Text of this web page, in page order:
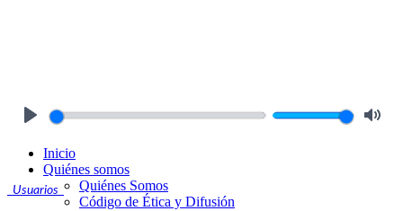
Usuarios
Inicio
Quiénes somos
Quiénes Somos
Código de Ética y Difusión